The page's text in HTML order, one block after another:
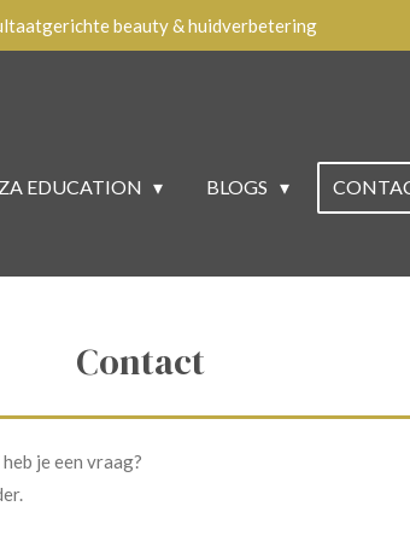
beauty & huidverbetering
EDUCATION BLOGS
Contact
je een vraag?